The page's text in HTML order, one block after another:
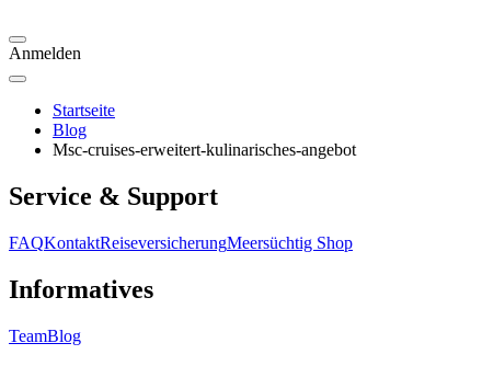
Anmelden
Startseite
Blog
Msc-cruises-erweitert-kulinarisches-angebot
Service & Support
FAQKontaktReiseversicherungMeersüchtig Shop
Informatives
TeamBlog